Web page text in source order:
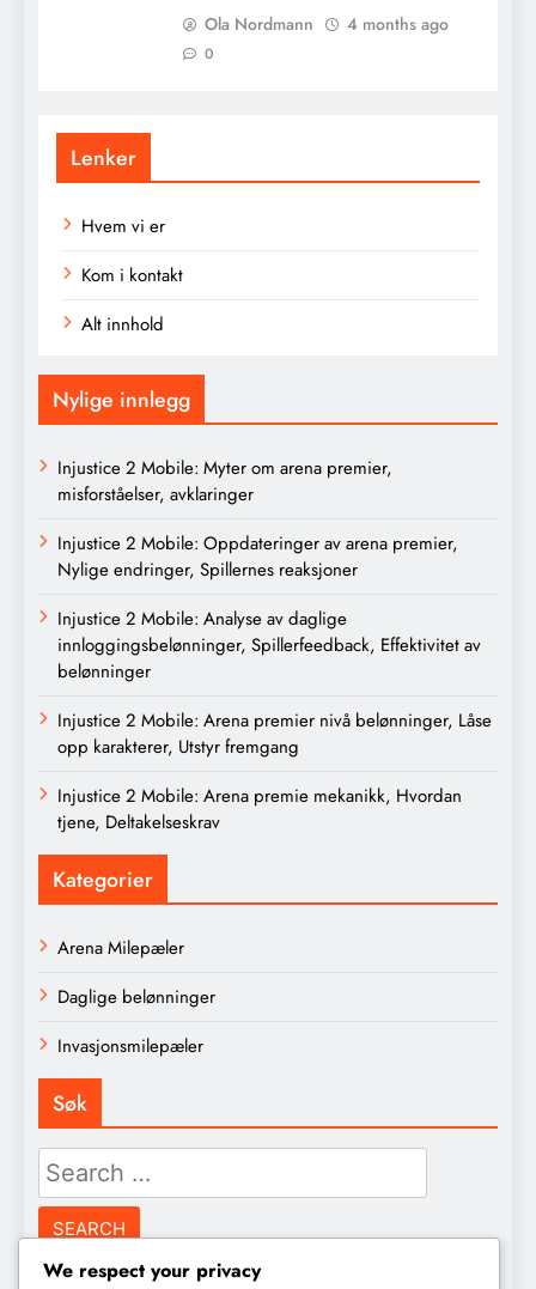
Ola Nordmann 4 months ago
0
Lenker
Hvem vi er
Kom i kontakt
Alt innhold
Nylige innlegg
Injustice 2 Mobile: Myter om arena premier,
misforståelser, avklaringer
Injustice 2 Mobile: Oppdateringer av arena premier,
Nylige endringer, Spillernes reaksjoner
Injustice 2 Mobile: Analyse av daglige
innloggingsbelønninger, Spillerfeedback, Effektivitet av
belønninger
Injustice 2 Mobile: Arena premier nivå belønninger, Låse
opp karakterer, Utstyr fremgang
Injustice 2 Mobile: Arena premie mekanikk, Hvordan
tjene, Deltakelseskrav
Kategorier
Arena Milepæler
Daglige belønninger
Invasjonsmilepæler
Søk
Search
for:
We respect your privacy